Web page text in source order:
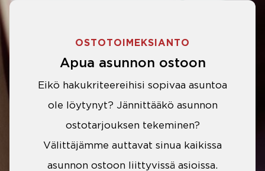
OSTOTOIMEKSIANTO
Apua asunnon ostoon
Eikö hakukriteereihisi sopivaa asuntoa
ole löytynyt? Jännittääkö asunnon
ostotarjouksen tekeminen?
Välittäjämme auttavat sinua kaikissa
asunnon ostoon liittyvissä asioissa.